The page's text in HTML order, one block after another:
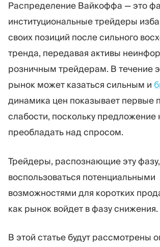
Распределение Вайкоффа — это
институциональные трейдеры
своих позиций после сильного
тренда, передавая активы
розничным трейдерам. В течение
рынок может казаться сильным и
динамика цен показывает первые
слабости, поскольку предложение
преобладать над спросом.
Трейдеры, распознающие эту
воспользоваться потенциальными
возможностями для коротких
как рынок войдет в фазу снижения.
В этой статье будут рассмотрены
Торговая платформа Back-
РЕСУРСЫ
Руководство по
маркетингу
Блог
Видеоуроки
Калькулятор прибыли
Бизнес План
ЕЩЁ
О нас
Команда
События
Новости
Карьера
ПОДПИШИТЕСЬ НА НАС